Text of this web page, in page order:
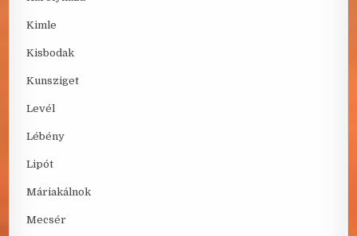
Kimle
Kisbodak
Kunsziget
Levél
Lébény
Lipót
Máriakálnok
Mecsér